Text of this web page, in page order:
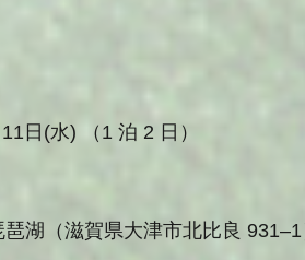
11 日 (水) （ 1 泊 2 日）
湖（滋賀県大津市北比良 931–1